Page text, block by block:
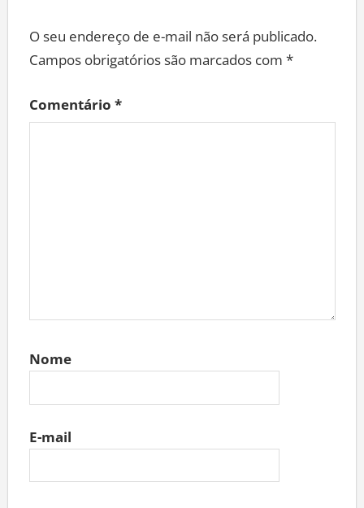
O seu endereço de e-mail não será publicado.
Campos obrigatórios são marcados com *
Comentário *
Nome
E-mail